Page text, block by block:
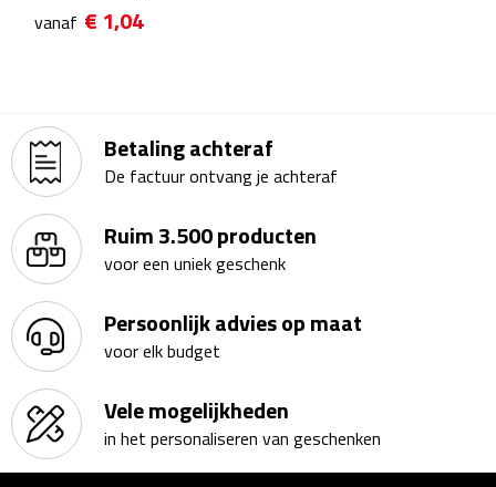
Kopjes & Mokken
Mokken
Schoteltjes
Thermossets
Kantoor & Zakelijk
Agenda's & Kalenders
Agenda's
Kalenders
vanaf € 1,04
Betaling achteraf
De factuur ontvang je achteraf
Ruim 3.500 producten
voor een uniek geschenk
Persoonlijk advies op maat
voor elk budget
Vele mogelijkheden
in het personaliseren van geschenken